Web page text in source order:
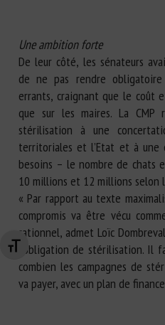
Changer la taille de la police
Une ambition forte
De leur côté, les sénateurs
de ne pas rendre
errants, craignant que le coût
que sur les maires. La
stérilisation à une
territoriales et l’Etat et à une
besoins – le nombre de chats
10 millions et 12 millions selon
« Par rapport au texte
compromis va être vécu
rationnel, admet Loïc
l’obligation de stérilisation. Il
combien les campagnes de
va payer, avec un plan de